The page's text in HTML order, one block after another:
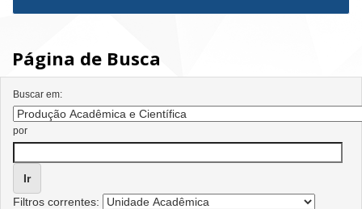
Página de Busca
Buscar em:
por
Filtros correntes: